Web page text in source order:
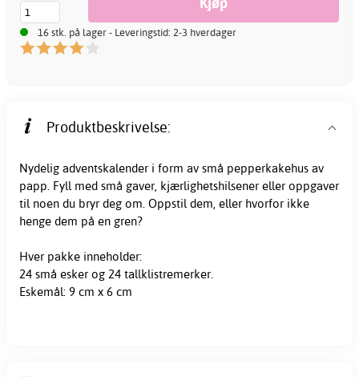
16 stk. på lager - Leveringstid: 2-3 hverdager
Produktbeskrivelse:
Nydelig adventskalender i form av små pepperkakehus av
papp. Fyll med små gaver, kjærlighetshilsener eller oppgaver
til noen du bryr deg om. Oppstil dem, eller hvorfor ikke
henge dem på en gren?
Hver pakke inneholder:
24 små esker og 24 tallklistremerker.
Eskemål: 9 cm x 6 cm